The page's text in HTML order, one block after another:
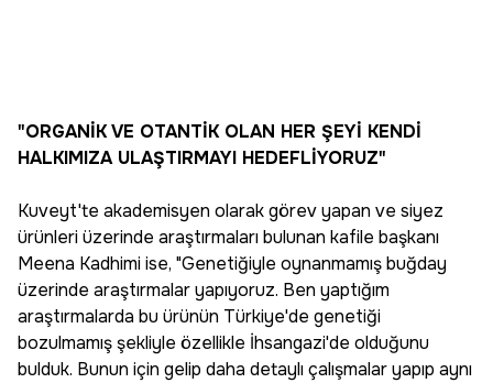
"ORGANİK VE OTANTİK OLAN HER ŞEYİ KENDİ
HALKIMIZA ULAŞTIRMAYI HEDEFLİYORUZ"
Kuveyt'te akademisyen olarak görev yapan ve siyez
ürünleri üzerinde araştırmaları bulunan kafile başkanı
Meena Kadhimi ise, "Genetiğiyle oynanmamış buğday
üzerinde araştırmalar yapıyoruz. Ben yaptığım
araştırmalarda bu ürünün Türkiye'de genetiği
bozulmamış şekliyle özellikle İhsangazi'de olduğunu
bulduk. Bunun için gelip daha detaylı çalışmalar yapıp aynı